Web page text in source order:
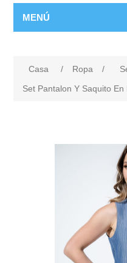
MENÚ
Casa / Ropa /
Set Pantalon Y Saquito